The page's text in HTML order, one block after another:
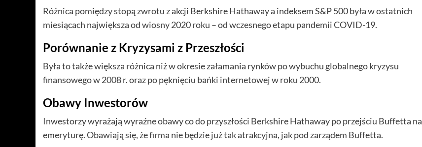
Różnica pomiędzy stopą zwrotu z akcji Berkshire Hathaway a indeksem S&P 500 była w ostatnich
miesiącach największa od wiosny 2020 roku – od wczesnego etapu pandemii COVID-19.
Porównanie z Kryzysami z Przeszłości
Była to także większa różnica niż w okresie załamania rynków po wybuchu globalnego kryzysu
finansowego w 2008 r. oraz po pęknięciu bańki internetowej w roku 2000.
Obawy Inwestorów
Inwestorzy wyrażają wyraźne obawy co do przyszłości Berkshire Hathaway po przejściu Buffetta na
emeryturę. Obawiają się, że firma nie będzie już tak atrakcyjna, jak pod zarządem Buffetta.